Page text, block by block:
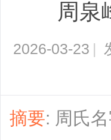
周泉
2026-03-23 |
摘要: 周氏